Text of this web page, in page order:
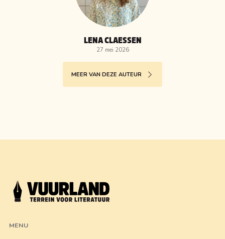
LENA CLAESSEN
27 mei 2026
MEER VAN DEZE AUTEUR
MENU